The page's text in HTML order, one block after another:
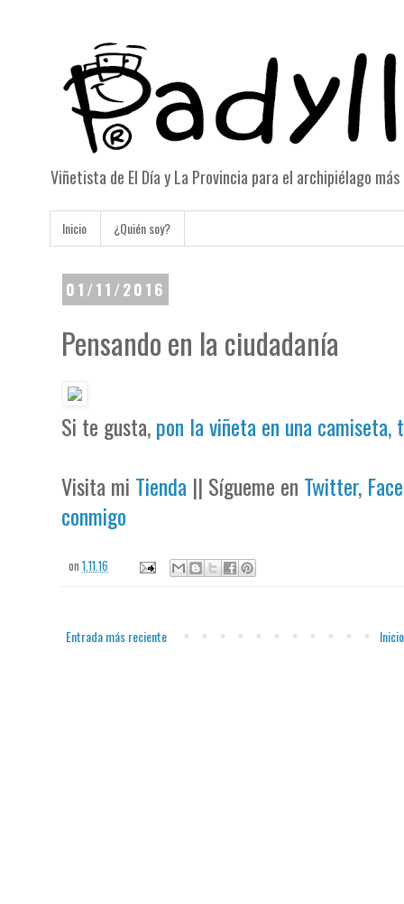
Viñetista de El Día y La Provincia para el archipiélago
Inicio ¿Quién soy?
01/11/2016
Pensando en la ciudadanía
Si te gusta,pon la viñeta en una camiseta,
Visita mi Tienda || Sígueme en Twitter,
conmigo
on1.11.16
Entrada más reciente Inicio